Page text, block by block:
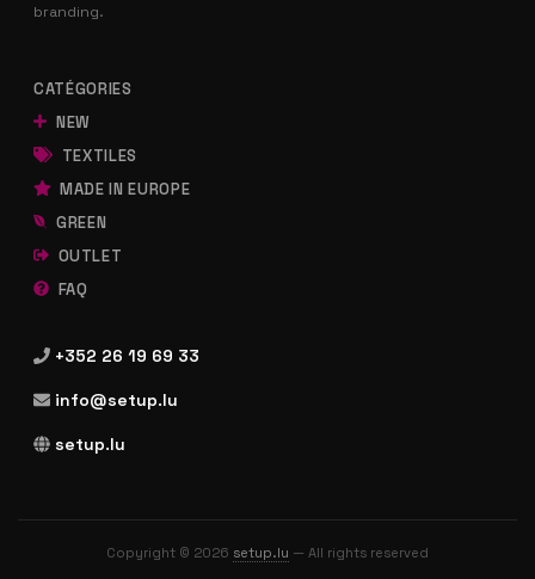
branding.
CATÉGORIES
NEW
TEXTILES
MADE IN EUROPE
GREEN
OUTLET
FAQ
+352 26 19 69 33
info@setup.lu
setup.lu
Copyright © 2026 setup.lu — All rights reserved